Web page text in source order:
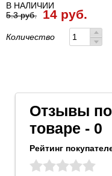
В НАЛИЧИИ
5.3 руб.
14 руб.
Количество
Отзывы
товаре - 0
Рейтинг